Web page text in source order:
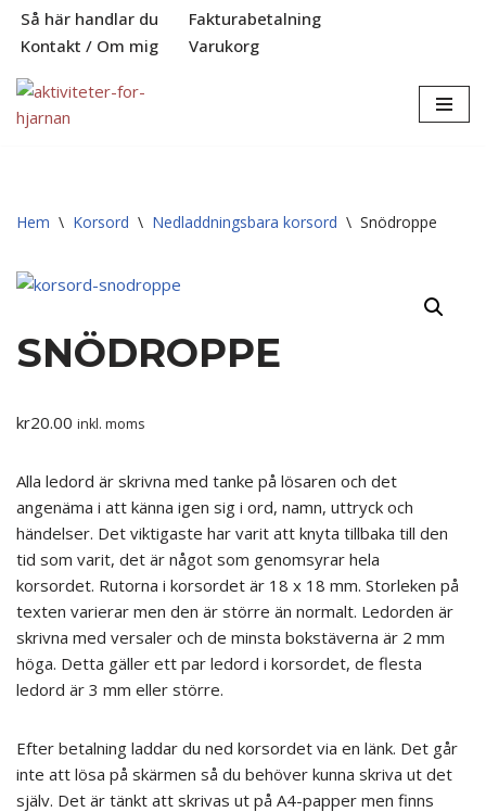
Hoppa
till
innehåll
Så här handlar du
Fakturabetalning
Kontakt / Om mig
Varukorg
Hem \ Korsord \ Nedladdningsbara korsord \ Snödroppe
SNÖDROPPE
kr20.00 inkl. moms
Alla ledord är skrivna med tanke på lösaren och det
angenäma i att känna igen sig i ord, namn, uttryck och
händelser. Det viktigaste har varit att knyta tillbaka till den
tid som varit, det är något som genomsyrar hela
korsordet. Rutorna i korsordet är 18 x 18 mm. Storleken på
texten varierar men den är större än normalt. Ledorden är
skrivna med versaler och de minsta bokstäverna är 2 mm
höga. Detta gäller ett par ledord i korsordet, de flesta
ledord är 3 mm eller större.
Efter betalning laddar du ned korsordet via en länk. Det går
inte att lösa på skärmen så du behöver kunna skriva ut det
själv. Det är tänkt att skrivas ut på A4-papper men finns